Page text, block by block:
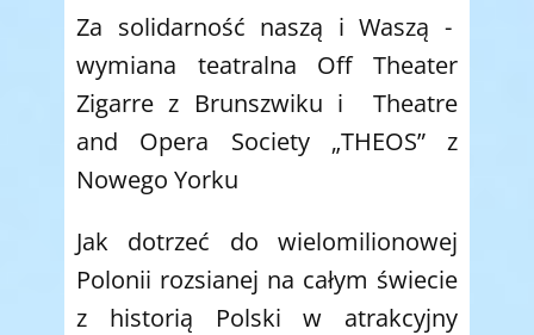
Za solidarność naszą i Waszą -
wymiana teatralna Off Theater
Zigarre z Brunszwiku i Theatre
and Opera Society „THEOS” z
Nowego Yorku
Jak dotrzeć do wielomilionowej
Polonii rozsianej na całym świecie
z historią Polski w atrakcyjny